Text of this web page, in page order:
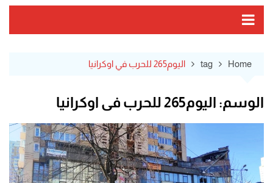
Home
tag اليوم265 للحرب في اوكرانيا
الوسم: اليوم265 للحرب في اوكرانيا